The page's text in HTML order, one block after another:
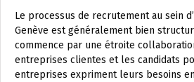
Le processus de recrutement au sein
Genève est généralement bien
commence par une étroite
entreprises clientes et les candidats
entreprises expriment leurs besoins